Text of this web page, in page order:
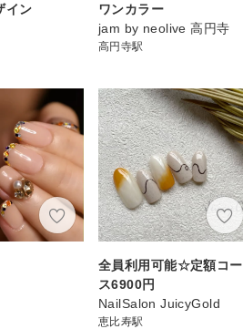
イン
ワンカラー
jam by neolive 高円寺
高円寺駅
全員利用可能☆定額コー
ス6900円
NailSalon JuicyGold
恵比寿駅